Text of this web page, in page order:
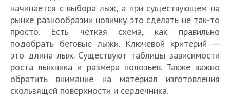
начинается с выбора лыж, а при существующем на
рынке разнообразии новичку это сделать не так-то
просто. Есть четкая схема, как правильно
подобрать беговые лыжи. Ключевой критерий —
это длина лыж. Существуют таблицы зависимости
роста лыжника и размера полозьев. Также важно
обратить внимание на материал изготовления
скользящей поверхности и сердечника.